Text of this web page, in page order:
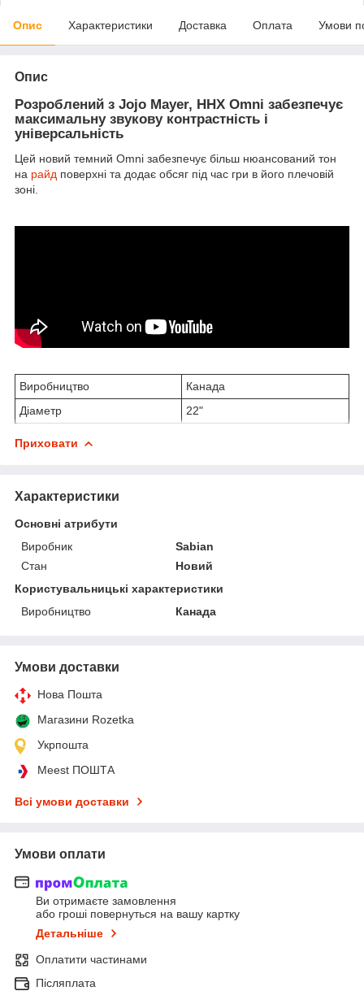
Опис Характеристики Доставка Оплата Умови
Опис
Розроблений з Jojo Mayer, HHX Omni забезпечує
максимальну звукову контрастність і
універсальність
Цей новий темний Omni забезпечує більш нюансований тон
на райд поверхні та додає обсяг під час гри в його плечовій
зоні.
Виробництво
Канада
Діаметр
22"
Приховати
Характеристики
Основні атрибути
Виробник
Sabian
Стан
Новий
Користувальницькі характеристики
Виробництво
Канада
Умови доставки
Нова Пошта
Магазини Rozetka
Укрпошта
Meest ПОШТА
Всі умови доставки
Умови оплати
Ви отримаєте замовлення
або гроші повернуться на вашу картку
Детальніше
Оплатити частинами
Післяплата